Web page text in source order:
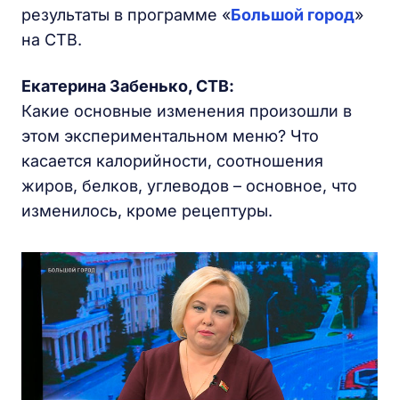
результаты в программе «Большой город»
на СТВ.
Екатерина Забенько,СТВ:
Какие основные изменения произошли в
этом экспериментальном меню? Что
касается калорийности, соотношения
жиров, белков, углеводов – основное, что
изменилось, кроме рецептуры.